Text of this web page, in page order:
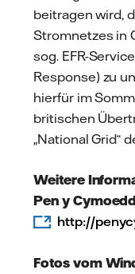
beitragen wird,
Stromnetzes in
sog. EFR-
Response) zu
hierfür im
britischen
„National Grid“
Weitere
Pen y
http://
Fotos vom